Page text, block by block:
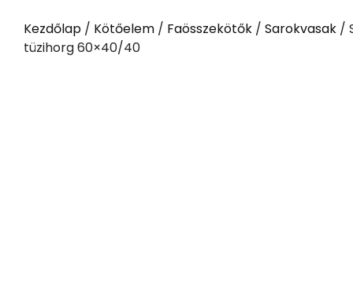
Kezdőlap / Kötőelem / Faösszekötők / Sarokvasak /
tüzihorg 60×40/40